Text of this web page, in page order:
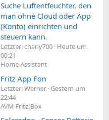
Suche Luftentfeuchter, den
man ohne Cloud oder App
(Konto) einrichten und
steuern kann.
Letzter: charly700 Heute um
00:21
Home Assistant
Fritz App Fon
Letzter: Werner Gestern um
22:44
AVM Fritz!Box